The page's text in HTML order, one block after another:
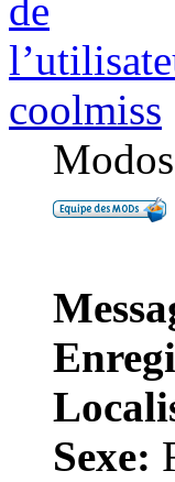
coolmiss
Modos
Sexe: